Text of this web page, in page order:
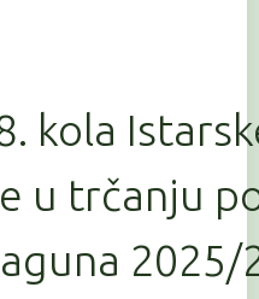
kola
u trčanju
2025/